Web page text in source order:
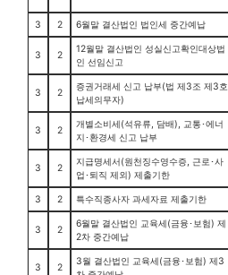
3 2 6월말 결산법인 법인세 중간예납
3 2
12월말 결산법인 성실신고확인대상법
인 선임신고
3 2
증권거래세 신고 납부(법 제3조 제3호
납세의무자)
3 2
개별소비세(석유류, 담배), 교통･에너
지･환경세 신고 납부
3 2
지급명세서(원천징수영수증, 근로･사
업･퇴직 제외) 제출기한
3 2 특수직종사자 과세자료 제출기한
3 2
6월말 결산법인 교육세(금융･보험) 제
2차 중간예납
3 2
3월 결산법인 교육세(금융･보험) 제3